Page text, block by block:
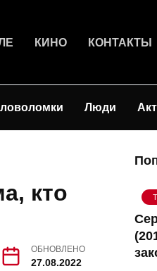
КИНО КОНТАКТЫ
Люди
кто
ОБНОВЛЕНО
27.08.2022